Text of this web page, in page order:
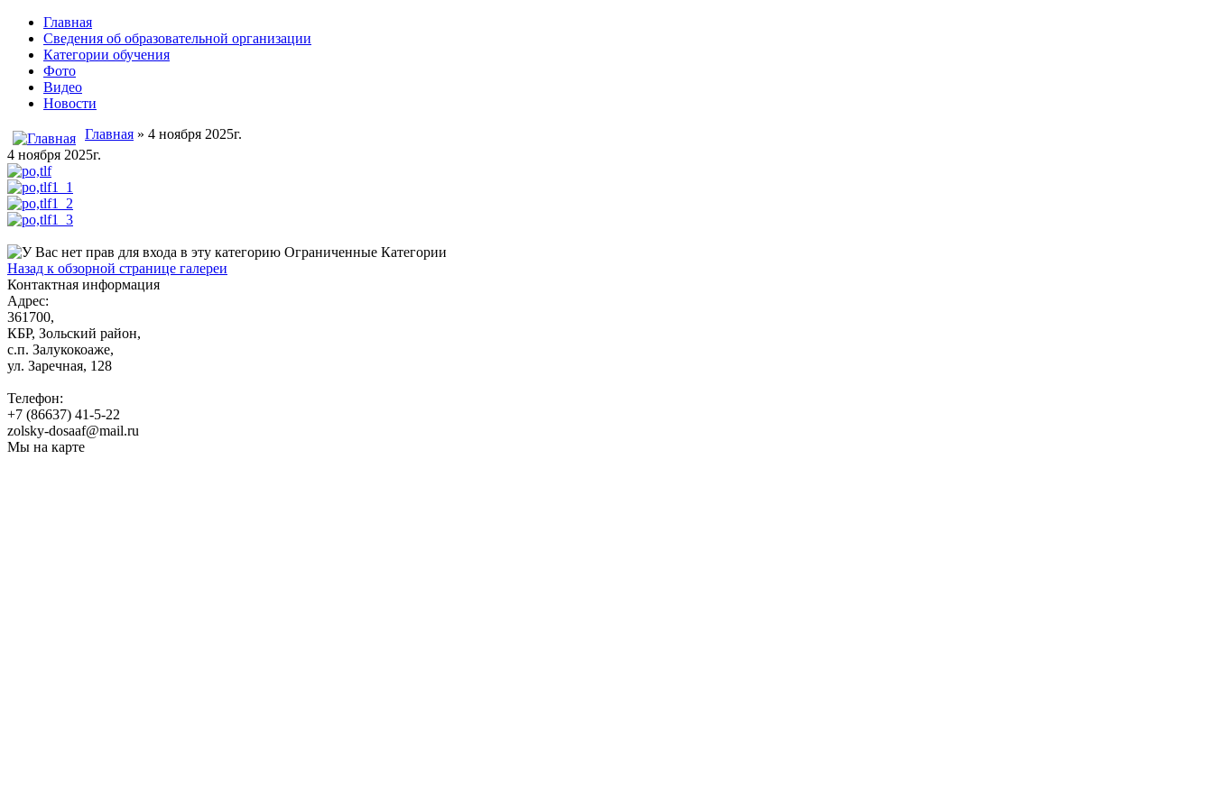
Главная
Сведения об образовательной организации
Категории обучения
Фото
Видео
Новости
Главная » 4 ноября 2025г.
4 ноября 2025г.
Ограниченные Категории
Назад к обзорной странице галереи
Контактная информация
Адрес:
361700,
КБР, Зольский район,
с.п. Залукокоаже,
ул. Заречная, 128
Телефон:
+7 (86637) 41-5-22
zolsky-dosaaf@mail.ru
Мы на карте